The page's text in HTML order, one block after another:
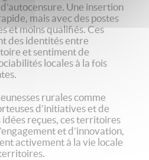
Une insertion
mais avec des postes
et moins qualifiés. Ces
des identités entre
et sentiment de
locales à la fois
rurales comme
d’initiatives et de
idées reçues, ces territoires
et d’innovation,
activement à la vie locale